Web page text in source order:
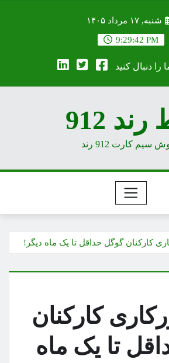
شنبه, ۱۷ مرداد ۱۴۰۵
9:29:43 PM
را دنبال کنید
912
سیم کارت 912 رند
کارکنان گوگل حداقل تا یک ماه دیگر!
کارکنان
تا یک ماه